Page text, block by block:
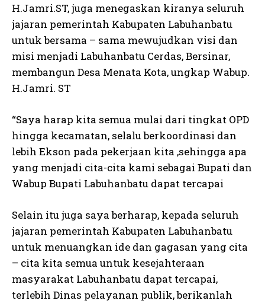
H.Jamri.ST, juga menegaskan kiranya seluruh
jajaran pemerintah Kabupaten Labuhanbatu
untuk bersama – sama mewujudkan visi dan
misi menjadi Labuhanbatu Cerdas, Bersinar,
membangun Desa Menata Kota, ungkap Wabup.
H.Jamri. ST
“Saya harap kita semua mulai dari tingkat OPD
hingga kecamatan, selalu berkoordinasi dan
lebih Ekson pada pekerjaan kita ,sehingga apa
yang menjadi cita-cita kami sebagai Bupati dan
Wabup Bupati Labuhanbatu dapat tercapai
Selain itu juga saya berharap, kepada seluruh
jajaran pemerintah Kabupaten Labuhanbatu
untuk menuangkan ide dan gagasan yang cita
– cita kita semua untuk kesejahteraan
masyarakat Labuhanbatu dapat tercapai,
terlebih Dinas pelayanan publik, berikanlah